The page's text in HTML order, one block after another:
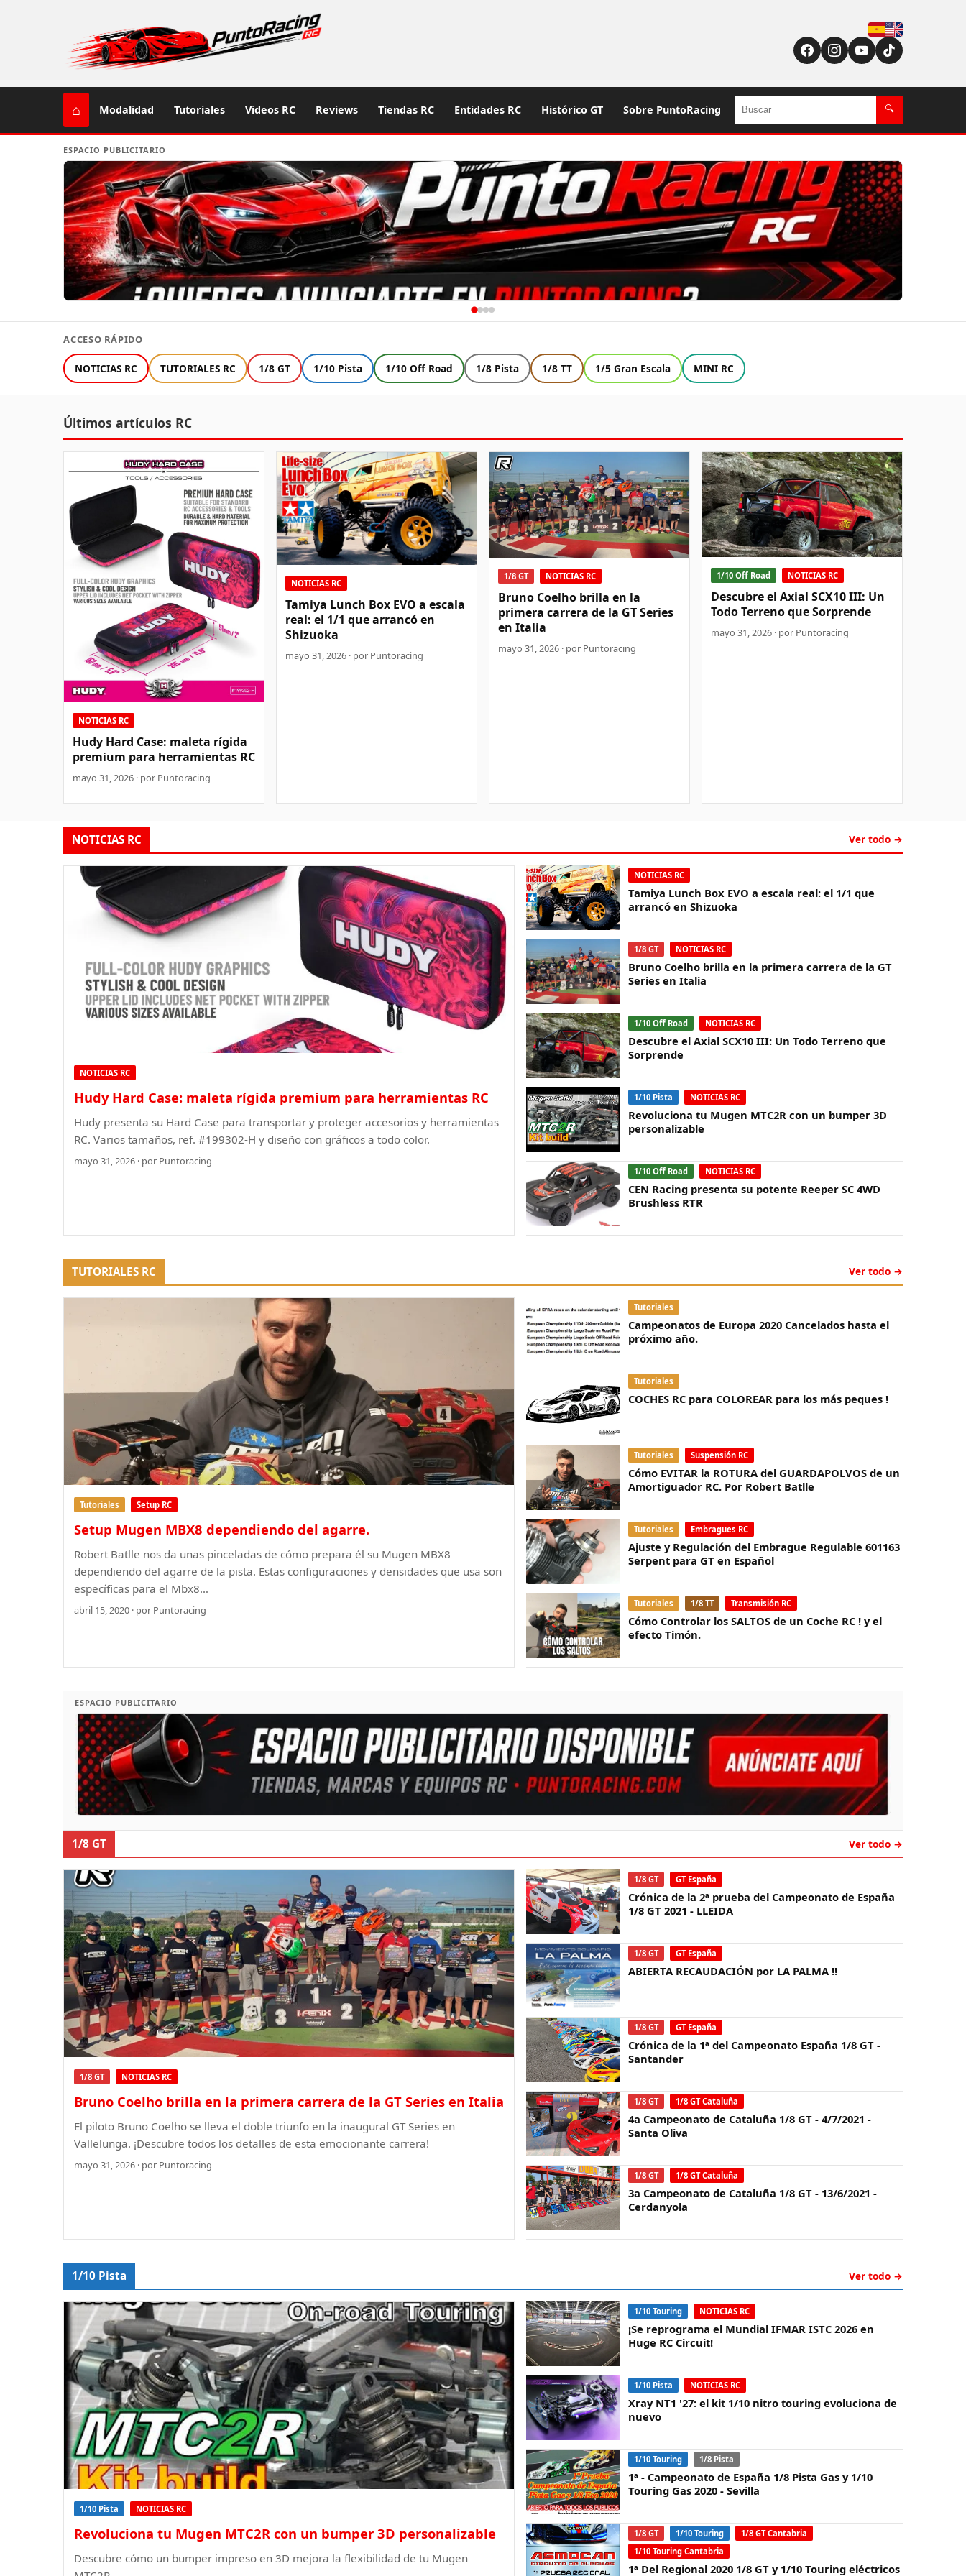
Español
English (US / UK)
⌂ Modalidad Tutoriales Videos RC Reviews Tiendas RC Entidades RC Histórico GT Sobre PuntoRacing Buscar 🔍
ESPACIO PUBLICITARIO
ACCESO RÁPIDO
NOTICIAS RC TUTORIALES RC 1/8 GT 1/10 Pista 1/10 Off Road 1/8 Pista 1/8 TT 1/5 Gran Escala MINI RC
Últimos artículos RC
NOTICIAS RC
Hudy Hard Case: maleta rígida
premium para herramientas RC
mayo 31, 2026 · por Puntoracing
NOTICIAS RC
Tamiya Lunch Box EVO a escala
real: el 1/1 que arrancó en
Shizuoka
mayo 31, 2026 · por Puntoracing
1/8 GT NOTICIAS RC
Bruno Coelho brilla en la
primera carrera de la GT Series
en Italia
mayo 31, 2026 · por Puntoracing
1/10 Off Road NOTICIAS RC
Descubre el Axial SCX10 III: Un
Todo Terreno que Sorprende
mayo 31, 2026 · por Puntoracing
NOTICIAS RC Ver todo →
NOTICIAS RC
Hudy Hard Case: maleta rígida premium para herramientas RC
Hudy presenta su Hard Case para transportar y proteger accesorios y herramientas
RC. Varios tamaños, ref. #199302-H y diseño con gráficos a todo color.
mayo 31, 2026 · por Puntoracing
NOTICIAS RC
Tamiya Lunch Box EVO a escala real: el 1/1 que
arrancó en Shizuoka
1/8 GT NOTICIAS RC
Bruno Coelho brilla en la primera carrera de la GT
Series en Italia
1/10 Off Road NOTICIAS RC
Descubre el Axial SCX10 III: Un Todo Terreno que
Sorprende
1/10 Pista NOTICIAS RC
Revoluciona tu Mugen MTC2R con un bumper 3D
personalizable
1/10 Off Road NOTICIAS RC
CEN Racing presenta su potente Reeper SC 4WD
Brushless RTR
TUTORIALES RC Ver todo →
Tutoriales Setup RC
Setup Mugen MBX8 dependiendo del agarre.
Robert Batlle nos da unas pinceladas de cómo prepara él su Mugen MBX8
dependiendo del agarre de la pista. Estas configuraciones y densidades que usa son
específicas para el Mbx8…
abril 15, 2020 · por Puntoracing
Tutoriales
Campeonatos de Europa 2020 Cancelados hasta el
próximo año.
Tutoriales
COCHES RC para COLOREAR para los más peques !
Tutoriales Suspensión RC
Cómo EVITAR la ROTURA del GUARDAPOLVOS de un
Amortiguador RC. Por Robert Batlle
Tutoriales Embragues RC
Ajuste y Regulación del Embrague Regulable 601163
Serpent para GT en Español
Tutoriales 1/8 TT Transmisión RC
Cómo Controlar los SALTOS de un Coche RC ! y el
efecto Timón.
ESPACIO PUBLICITARIO
1/8 GT Ver todo →
1/8 GT NOTICIAS RC
Bruno Coelho brilla en la primera carrera de la GT Series en Italia
El piloto Bruno Coelho se lleva el doble triunfo en la inaugural GT Series en
Vallelunga. ¡Descubre todos los detalles de esta emocionante carrera!
mayo 31, 2026 · por Puntoracing
1/8 GT GT España
Crónica de la 2ª prueba del Campeonato de España
1/8 GT 2021 - LLEIDA
1/8 GT GT España
ABIERTA RECAUDACIÓN por LA PALMA !!
1/8 GT GT España
Crónica de la 1ª del Campeonato España 1/8 GT -
Santander
1/8 GT 1/8 GT Cataluña
4a Campeonato de Cataluña 1/8 GT - 4/7/2021 -
Santa Oliva
1/8 GT 1/8 GT Cataluña
3a Campeonato de Cataluña 1/8 GT - 13/6/2021 -
Cerdanyola
1/10 Pista Ver todo →
1/10 Pista NOTICIAS RC
Revoluciona tu Mugen MTC2R con un bumper 3D personalizable
Descubre cómo un bumper impreso en 3D mejora la flexibilidad de tu Mugen
1/10 Touring NOTICIAS RC
¡Se reprograma el Mundial IFMAR ISTC 2026 en
Huge RC Circuit!
1/10 Pista NOTICIAS RC
Xray NT1 '27: el kit 1/10 nitro touring evoluciona de
nuevo
1/10 Touring 1/8 Pista
1ª - Campeonato de España 1/8 Pista Gas y 1/10
Touring Gas 2020 - Sevilla
1/8 GT 1/10 Touring
1/8 GT Cantabria
1/10 Touring Cantabria
1ª Del Regional 2020 1/8 GT y 1/10 Touring eléctricos